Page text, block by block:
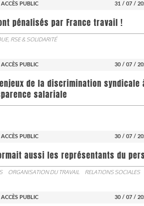
ACCÈS PUBLIC 31 / 07 /
pénalisés par France travail !
RSE & SOLIDARITÉ
ACCÈS PUBLIC 30 / 07 /
de la discrimination syndicale
salariale
ACCÈS PUBLIC 30 / 07 /
aussi les représentants du
ORGANISATION DU TRAVAIL RELATIONS SOCIALES
ACCÈS PUBLIC 30 / 07 /